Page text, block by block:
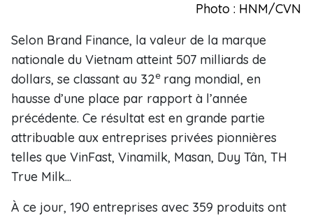
Photo : HNM/CVN
Selon Brand Finance, la valeur de la marque
nationale du Vietnam atteint 507 milliards de
dollars, se classant au 32e rang mondial, en
hausse d’une place par rapport à l’année
précédente. Ce résultat est en grande partie
attribuable aux entreprises privées pionnières
telles que VinFast, Vinamilk, Masan, Duy Tân, TH
True Milk...
À ce jour, 190 entreprises avec 359 produits ont